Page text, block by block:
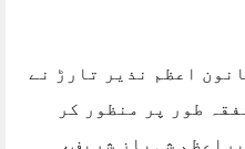
اعظم نذیر تارڑ نے
طور پر منظور کر
شہباز شریف،